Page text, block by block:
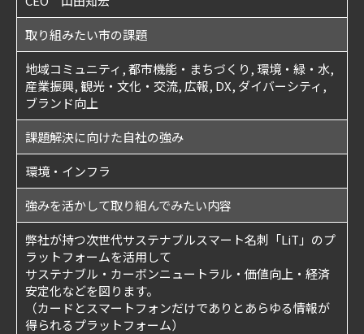
取り組みたい市の課題
地域コミュニティ, 都市機能・まちづくり, 環境・緑・水,
産業振興, 観光・文化・交流, 広報, DX, ダイバーシティ,
ブランド向上
課題解決に向けた自社の強み
環境・インフラ
強みを活かして取り組んでみたい内容
弊社が持つ次世代サステナブルスマート名刺「LiT」のプ
ラットフォームを活用して
サステナブル・カーボンニュートラル・価値向上・経済
安定化などを図ります。
（カードとスマートフォンだけでありとあらゆる情報が
得られるプラットフォーム）